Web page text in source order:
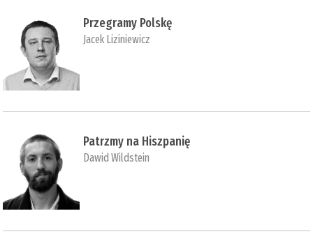
Przegramy Polskę
Jacek Liziniewicz
Patrzmy na Hiszpanię
Dawid Wildstein